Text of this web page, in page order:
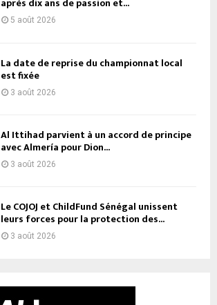
après dix ans de passion et...
5 août 2026
La date de reprise du championnat local
est fixée
3 août 2026
Al Ittihad parvient à un accord de principe
avec Almería pour Dion...
3 août 2026
Le COJOJ et ChildFund Sénégal unissent
leurs forces pour la protection des...
3 août 2026